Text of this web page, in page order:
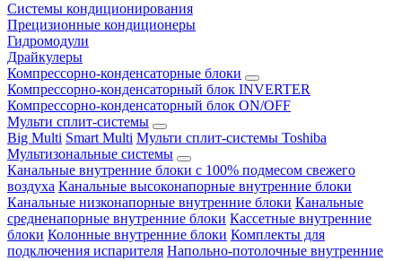
Системы кондиционирования
Прецизионные кондиционеры
Гидромодули
Драйкулеры
Компрессорно-конденсаторные блоки
Компрессорно-конденсаторный блок INVERTER
Компрессорно-конденсаторный блок ON/OFF
Мульти сплит-системы
Big Multi Smart Multi Мульти сплит-системы Toshiba
Мультизональные системы
Канальные внутренние блоки с 100% подмесом свежего
воздуха Канальные высоконапорные внутренние блоки
Канальные низконапорные внутренние блоки Канальные
средненапорные внутренние блоки Кассетные внутренние
блоки Колонные внутренние блоки Комплекты для
подключения испарителя Напольно-потолочные внутренние